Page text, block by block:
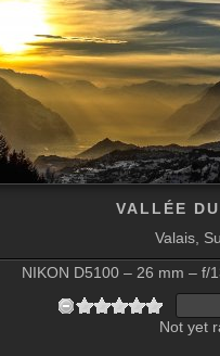
VALLÉE
Valais,
NIKON D5100 – 26 mm – f/
Not yet